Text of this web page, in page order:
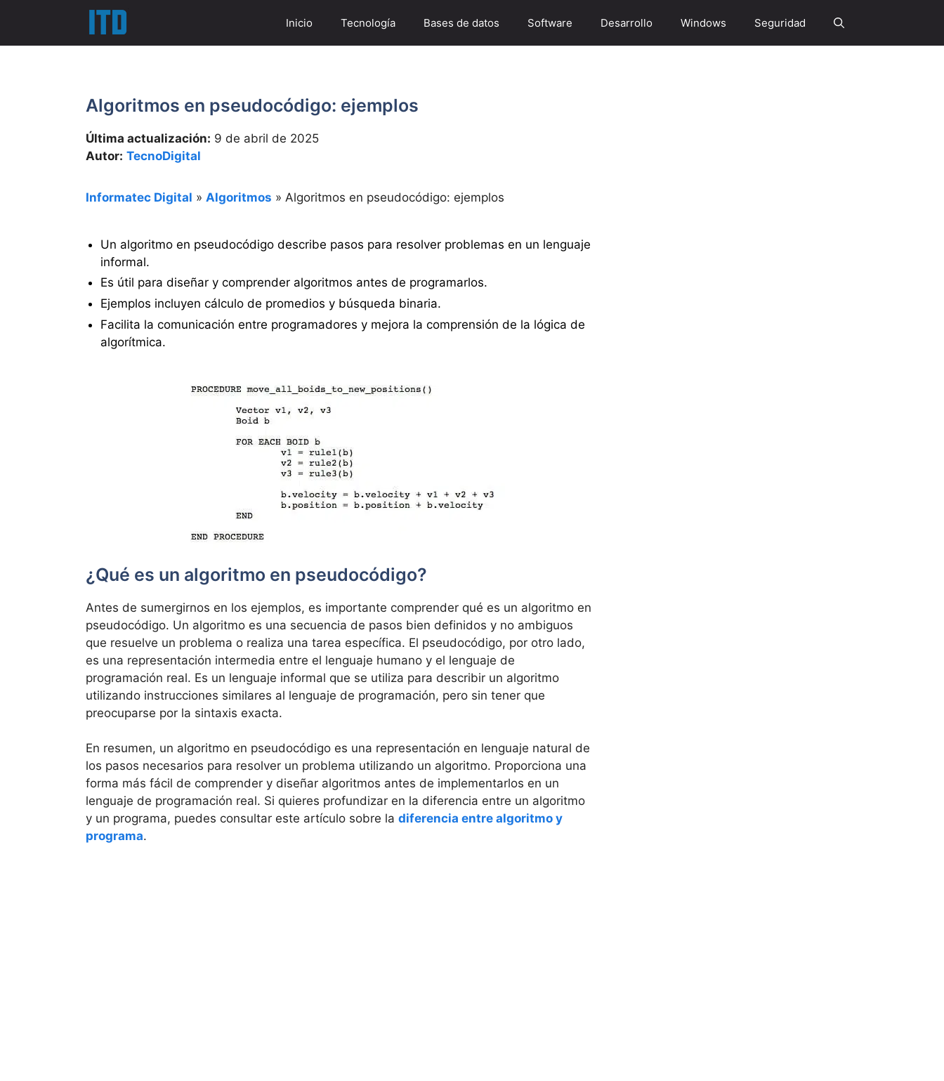
contenido
Inicio Tecnología Bases de datos Software Desarrollo Windows Seguridad
Algoritmos en pseudocódigo: ejemplos
Última actualización: 9 de abril de 2025
Autor: TecnoDigital
Informatec Digital » Algoritmos » Algoritmos en pseudocódigo: ejemplos
Un algoritmo en pseudocódigo describe pasos para resolver problemas en un lenguaje
informal.
Es útil para diseñar y comprender algoritmos antes de programarlos.
Ejemplos incluyen cálculo de promedios y búsqueda binaria.
Facilita la comunicación entre programadores y mejora la comprensión de la lógica de
algorítmica.
¿Qué es un algoritmo en pseudocódigo?
Antes de sumergirnos en los ejemplos, es importante comprender qué es un algoritmo en
pseudocódigo. Un algoritmo es una secuencia de pasos bien definidos y no ambiguos
que resuelve un problema o realiza una tarea específica. El pseudocódigo, por otro lado,
es una representación intermedia entre el lenguaje humano y el lenguaje de
programación real. Es un lenguaje informal que se utiliza para describir un algoritmo
utilizando instrucciones similares al lenguaje de programación, pero sin tener que
preocuparse por la sintaxis exacta.
En resumen, un algoritmo en pseudocódigo es una representación en lenguaje natural de
los pasos necesarios para resolver un problema utilizando un algoritmo. Proporciona una
forma más fácil de comprender y diseñar algoritmos antes de implementarlos en un
lenguaje de programación real. Si quieres profundizar en la diferencia entre un algoritmo
y un programa, puedes consultar este artículo sobre la diferencia entre algoritmo y
programa.